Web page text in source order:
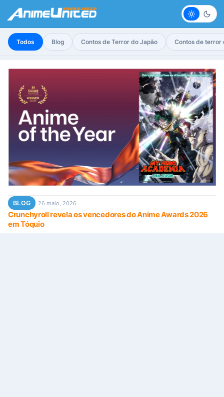
Claro
Todos Blog Contos de Terror do Japão Contos de terror
BLOG 26 maio, 2026
Crunchyroll revela os vencedores do Anime Awards 2026
em Tóquio